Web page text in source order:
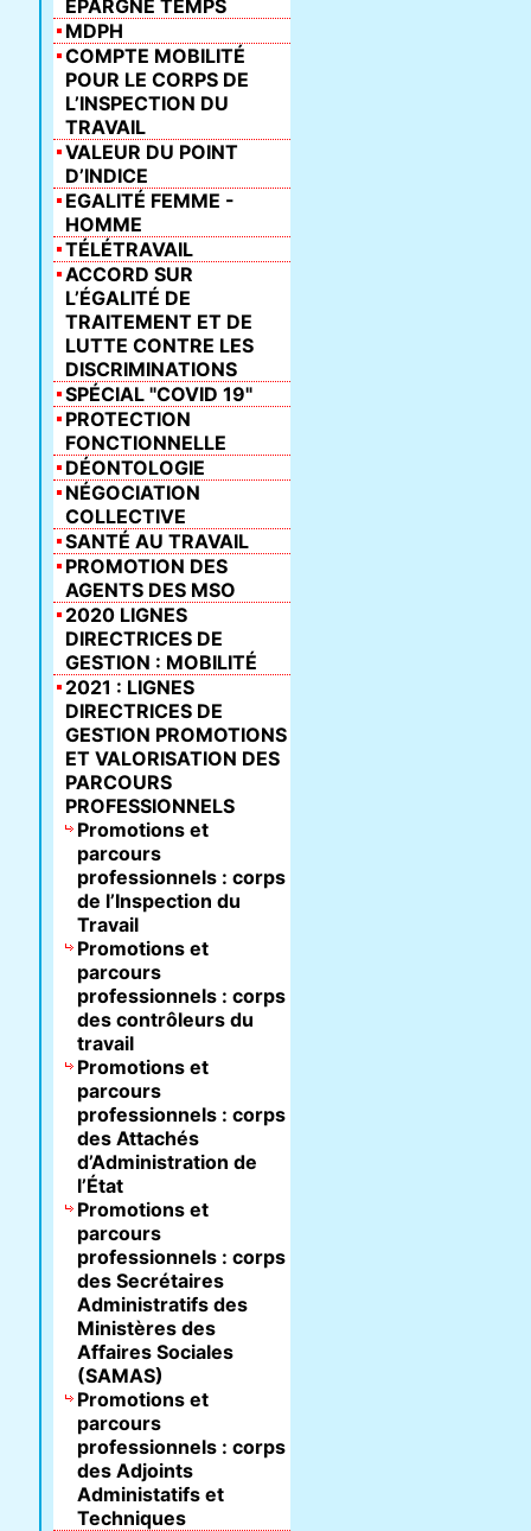
ÉPARGNE TEMPS
MDPH
COMPTE MOBILITÉ
POUR LE CORPS DE
L’INSPECTION DU
TRAVAIL
VALEUR DU POINT
D’INDICE
EGALITÉ FEMME -
HOMME
TÉLÉTRAVAIL
ACCORD SUR
L’ÉGALITÉ DE
TRAITEMENT ET DE
LUTTE CONTRE LES
DISCRIMINATIONS
SPÉCIAL "COVID 19"
PROTECTION
FONCTIONNELLE
DÉONTOLOGIE
NÉGOCIATION
COLLECTIVE
SANTÉ AU TRAVAIL
PROMOTION DES
AGENTS DES MSO
2020 LIGNES
DIRECTRICES DE
GESTION : MOBILITÉ
2021 : LIGNES
DIRECTRICES DE
GESTION PROMOTIONS
ET VALORISATION DES
PARCOURS
PROFESSIONNELS
Promotions et
parcours
professionnels : corps
de l’Inspection du
Travail
Promotions et
parcours
professionnels : corps
des contrôleurs du
travail
Promotions et
parcours
professionnels : corps
des Attachés
d’Administration de
l’État
Promotions et
parcours
professionnels : corps
des Secrétaires
Administratifs des
Ministères des
Affaires Sociales
(SAMAS)
Promotions et
parcours
professionnels : corps
des Adjoints
Administatifs et
Techniques